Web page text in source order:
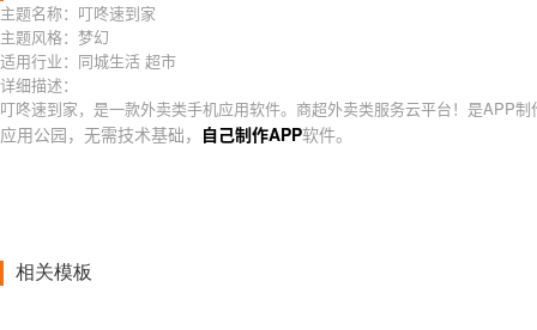
主题名称：叮咚速到家
主题风格：梦幻
适用行业：同城生活 超市
详细描述：
叮咚速到家，是一款外卖类手机应用软件。商超外卖类服务云平台！是APP
应用公园，无需技术基础， 自己制作APP软件。
相关模板